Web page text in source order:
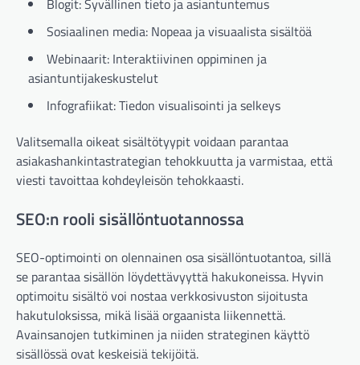
Blogit: Syvällinen tieto ja asiantuntemus
Sosiaalinen media: Nopeaa ja visuaalista sisältöä
Webinaarit: Interaktiivinen oppiminen ja
asiantuntijakeskustelut
Infografiikat: Tiedon visualisointi ja selkeys
Valitsemalla oikeat sisältötyypit voidaan parantaa
asiakashankintastrategian tehokkuutta ja varmistaa, että
viesti tavoittaa kohdeyleisön tehokkaasti.
SEO:n rooli sisällöntuotannossa
SEO-optimointi on olennainen osa sisällöntuotantoa, sillä
se parantaa sisällön löydettävyyttä hakukoneissa. Hyvin
optimoitu sisältö voi nostaa verkkosivuston sijoitusta
hakutuloksissa, mikä lisää orgaanista liikennettä.
Avainsanojen tutkiminen ja niiden strateginen käyttö
sisällössä ovat keskeisiä tekijöitä.